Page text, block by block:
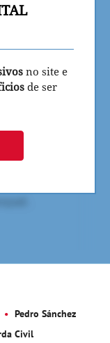
no site e
de ser
Pedro Sánchez
Civil